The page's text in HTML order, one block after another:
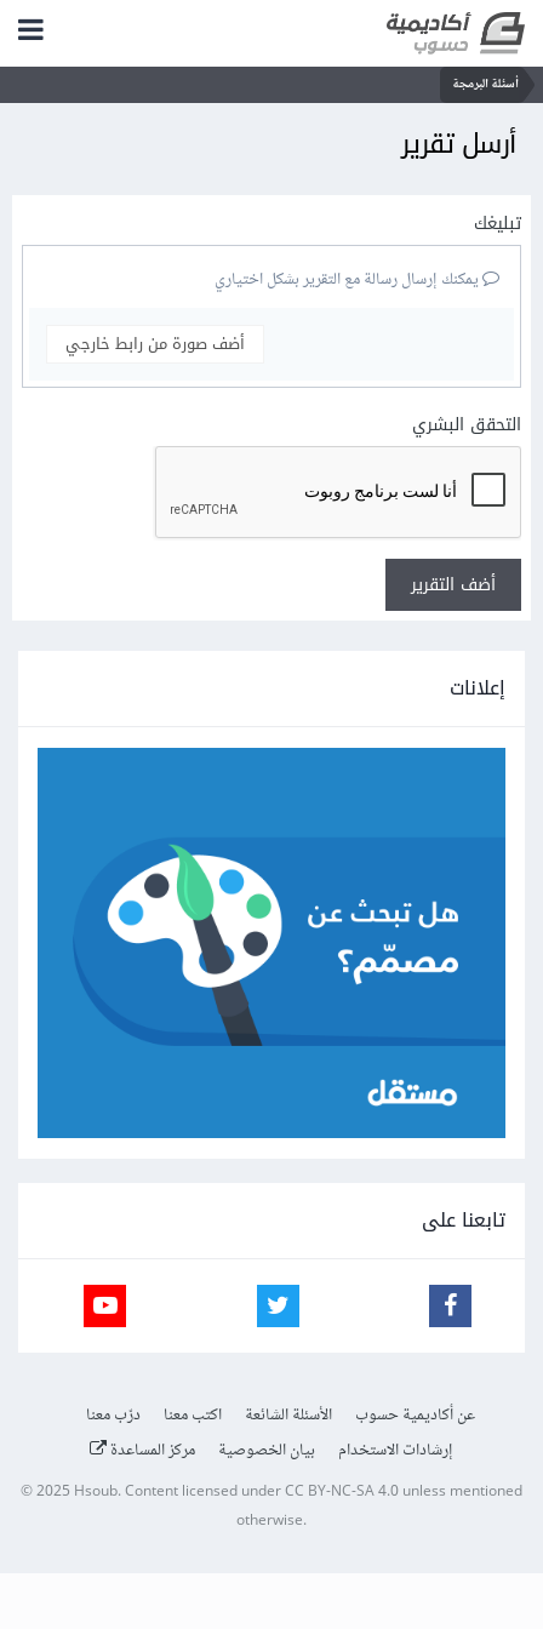
أسئلة البرمجة
أرسل تقرير
تبليغك
يمكنك إرسال رسالة مع التقرير بشكل اختياري
أضف صورة من رابط خارجي
التحقق البشري
أضف التقرير
إعلانات
تابعنا على
عن أكاديمية حسوب الأسئلة الشائعة اكتب معنا
درّب معنا
إرشادات الاستخدام
بيان الخصوصية مركز المساعدة
© 2025 Hsoub.Content licensed underCC BY-NC-SA 4.0unless mentioned
otherwise.